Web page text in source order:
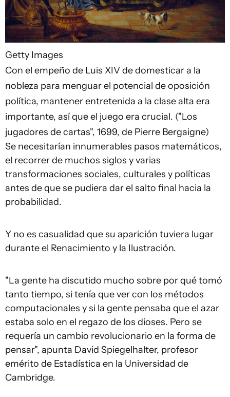
Getty Images
Con el empeño de Luis XIV de domesticar a la
nobleza para menguar el potencial de oposición
política, mantener entretenida a la clase alta era
importante, así que el juego era crucial. ("Los
jugadores de cartas", 1699, de Pierre Bergaigne)
Se necesitarían innumerables pasos matemáticos,
el recorrer de muchos siglos y varias
transformaciones sociales, culturales y políticas
antes de que se pudiera dar el salto final hacia la
probabilidad.
Y no es casualidad que su aparición tuviera lugar
durante el Renacimiento y la Ilustración.
"La gente ha discutido mucho sobre por qué tomó
tanto tiempo, si tenía que ver con los métodos
computacionales y si la gente pensaba que el azar
estaba solo en el regazo de los dioses. Pero se
requería un cambio revolucionario en la forma de
pensar", apunta David Spiegelhalter, profesor
emérito de Estadística en la Universidad de
Cambridge.